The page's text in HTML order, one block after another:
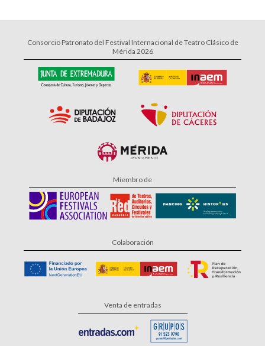
Consorcio Patronato del Festival Internacional de Teatro Clásico de
Mérida 2026
Miembro de
Colaboración
Venta de entradas